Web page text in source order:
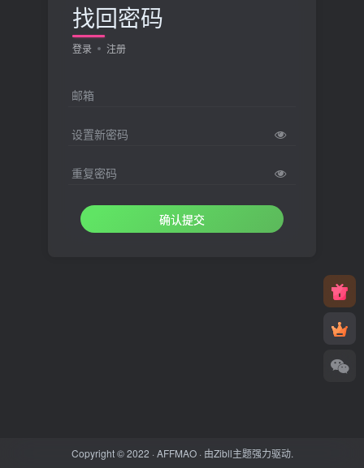
找回密码
登录 注册
邮箱
设置新密码
重复密码
确认提交
Copyright © 2022 ·AFFMAO· 由Zibll主题强力驱动.